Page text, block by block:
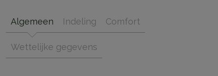
Algemeen Indeling Comfort
Wettelijke gegevens